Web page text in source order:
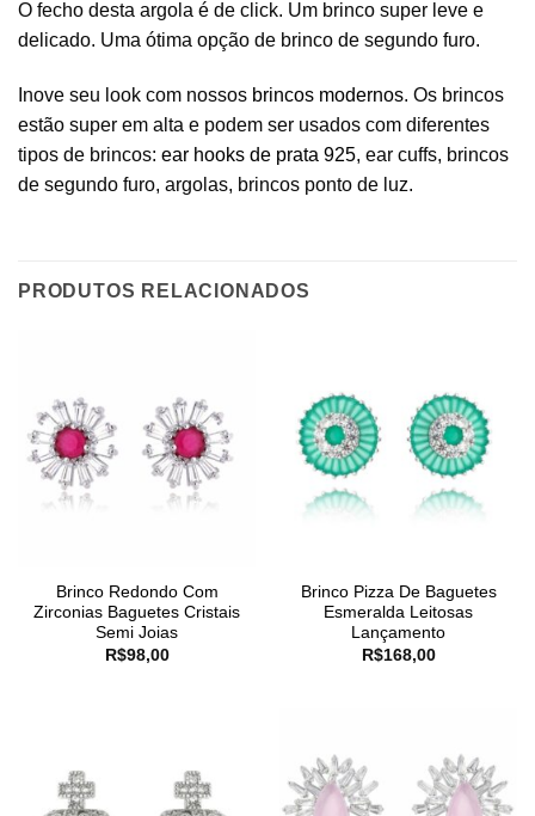
O fecho desta argola é de click. Um brinco super leve e
delicado. Uma ótima opção de brinco de segundo furo.
Inove seu look com nossos brincos modernos. Os brincos
estão super em alta e podem ser usados com diferentes
tipos de brincos: ear hooks de prata 925, ear cuffs, brincos
de segundo furo, argolas, brincos ponto de luz.
PRODUTOS RELACIONADOS
Brinco Redondo Com
Zirconias Baguetes Cristais
Semi Joias
R$98,00
Brinco Pizza De Baguetes
Esmeralda Leitosas
Lançamento
R$168,00